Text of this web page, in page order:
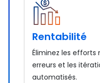
Rentabilité
Éliminez les efforts
erreurs et les
automatisés.